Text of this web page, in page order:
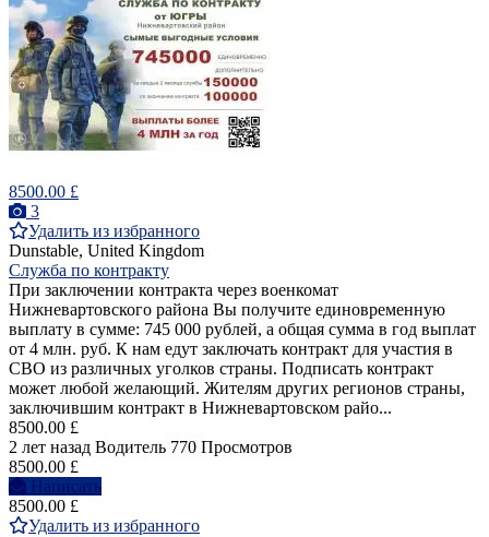
8500.00 £
3
Удалить из избранного
Dunstable, United Kingdom
Служба по контракту
При заключении контракта через военкомат
Нижневартовского района Вы получите единовременную
выплату в сумме: 745 000 рублей, а общая сумма в год выплат
от 4 млн. руб. К нам едут заключать контракт для участия в
СВО из различных уголков страны. Подписать контракт
может любой желающий. Жителям других регионов страны,
заключившим контракт в Нижневартовском райо...
8500.00 £
2 лет назад Водитель 770 Просмотров
8500.00 £
Написать
8500.00 £
Удалить из избранного